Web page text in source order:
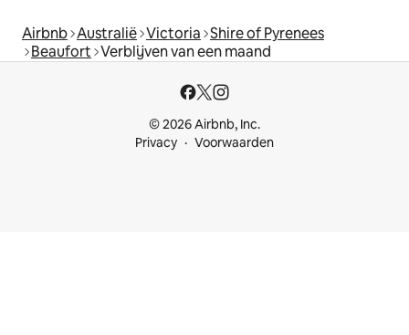
Airbnb Australië Victoria Shire of Pyrenees
Beaufort Verblijven van een maand
© 2026 Airbnb, Inc.
Privacy
Voorwaarden